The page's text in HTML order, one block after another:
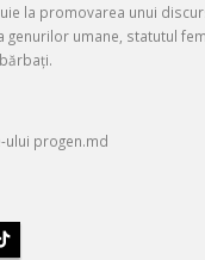
la promovarea unui
umane, statutul
ului progen.md